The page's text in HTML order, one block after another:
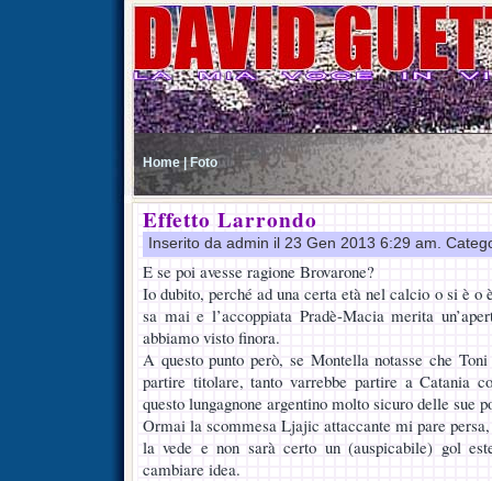
Home | Foto
Effetto Larrondo
Inserito da admin il 23 Gen 2013 6:29 am.
E se poi avesse ragione Brovarone?
Io dubito, perché ad una certa età nel calcio o si è o
sa mai e l’accoppiata Pradè-Macia merita
abbiamo visto finora.
A questo punto però, se Montella notasse che
partire titolare, tanto varrebbe partire a Catania
questo lungagnone argentino molto sicuro delle sue
Ormai la scommesa Ljajic attaccante mi pare
la vede e non sarà certo un (auspicabile) gol
cambiare idea.